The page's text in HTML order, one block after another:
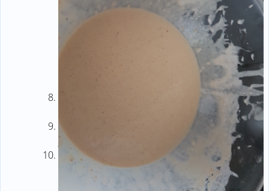
Huile ta poêle, une fois chaude, avec la louche
verse quelques pâtés.
Lorsque ton blini est doré, retourne le, cuit
jusqu’à ce que l’autre face soit également dorée
Déguste tes blinis encore tièdes avec du tarama
ou du tzatziki !